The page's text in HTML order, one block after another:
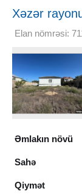
Xəzər
Elan nömrəsi:
Əmlakın növü
Sahə
Qiymət